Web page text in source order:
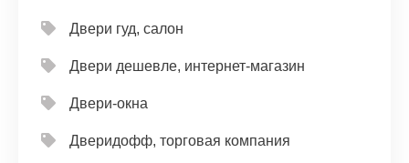
Двери гуд, салон
Двери дешевле, интернет-магазин
Двери-окна
Дверидофф, торговая компания